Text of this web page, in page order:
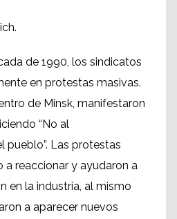
de 1990, los sindicatos
en protestas masivas.
de Minsk, manifestaron
“No al
Las protestas
a reaccionar y ayudaron a
en la industria, al mismo
a aparecer nuevos